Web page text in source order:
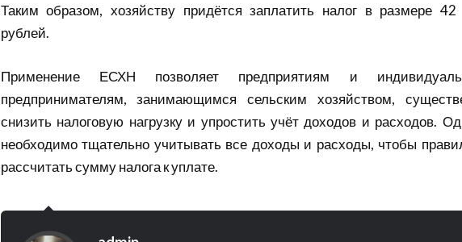
Таким образом, хозяйству придётся заплатить налог в размере
рублей.
Применение ЕСХН позволяет предприятиям и
предпринимателям, занимающимся сельским хозяйством,
снизить налоговую нагрузку и упростить учёт доходов и расходов.
необходимо тщательно учитывать все доходы и расходы, чтобы
рассчитать сумму налога к уплате.